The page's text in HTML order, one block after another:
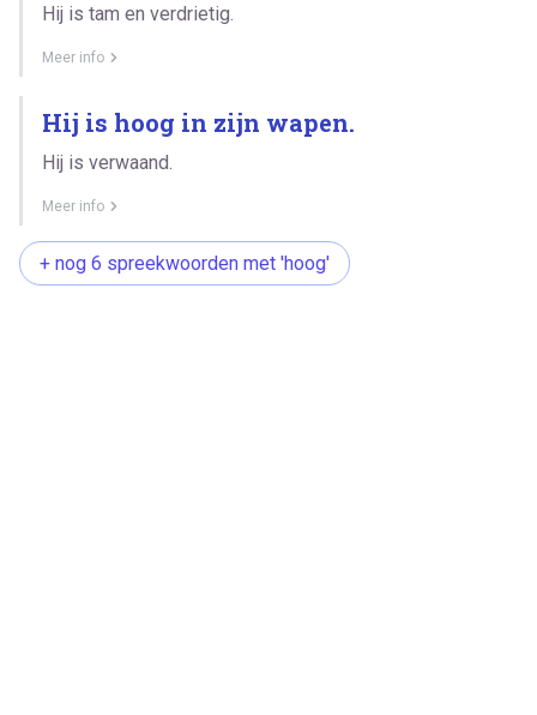
Hij is tam en verdrietig.
Meer info
Hij is hoog in zijn wapen.
Hij is verwaand.
Meer info
+ nog 6 spreekwoorden met 'hoog'